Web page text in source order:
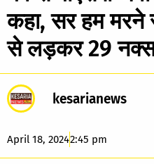
कहा, सर हम मरने
से लड़कर 29
kesarianews
April 18, 20242:45 pm